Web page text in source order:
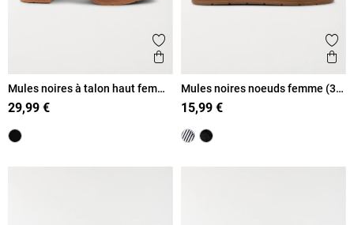
Ajouter aux favoris
Aperçu rapide
Mules noires à talon haut femme
(36-41)
29,99 €
Mules noires noeuds femme (36-
41)
15,99 €